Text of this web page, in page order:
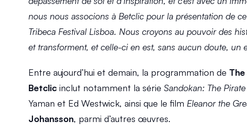
nous nous associons à Betclic pour la présentation de
Tribeca Festival Lisboa. Nous croyons au pouvoir des
et transforment, et celle-ci en est, sans aucun doute, un
Entre aujourd’hui et demain, la programmation de
Betclic inclut notamment la série Sandokan: The
Yaman et Ed Westwick, ainsi que le film Eleanor the
Johansson, parmi d’autres œuvres.